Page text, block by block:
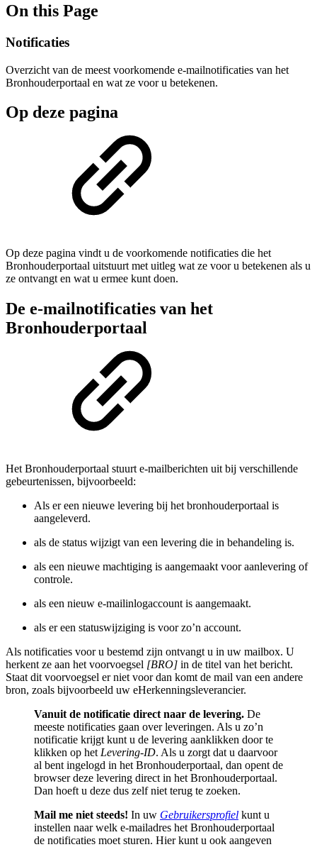
On this Page
Notificaties
Overzicht van de meest voorkomende e-mailnotificaties van het
Bronhouderportaal en wat ze voor u betekenen.
Op deze pagina
Op deze pagina vindt u de voorkomende notificaties die het
Bronhouderportaal uitstuurt met uitleg wat ze voor u betekenen als u
ze ontvangt en wat u ermee kunt doen.
De e-mailnotificaties van het
Bronhouderportaal
Het Bronhouderportaal stuurt e-mailberichten uit bij verschillende
gebeurtenissen, bijvoorbeeld:
Als er een nieuwe levering bij het bronhouderportaal is
aangeleverd.
als de status wijzigt van een levering die in behandeling is.
als een nieuwe machtiging is aangemaakt voor aanlevering of
controle.
als een nieuw e-mailinlogaccount is aangemaakt.
als er een statuswijziging is voor zo’n account.
Als notificaties voor u bestemd zijn ontvangt u in uw mailbox. U
herkent ze aan het voorvoegsel [BRO] in de titel van het bericht.
Staat dit voorvoegsel er niet voor dan komt de mail van een andere
bron, zoals bijvoorbeeld uw eHerkenningsleverancier.
Vanuit de notificatie direct naar de levering. De
meeste notificaties gaan over leveringen. Als u zo’n
notificatie krijgt kunt u de levering aanklikken door te
klikken op het Levering-ID. Als u zorgt dat u daarvoor
al bent ingelogd in het Bronhouderportaal, dan opent de
browser deze levering direct in het Bronhouderportaal.
Dan hoeft u deze dus zelf niet terug te zoeken.
Mail me niet steeds! In uw Gebruikersprofiel kunt u
instellen naar welk e-mailadres het Bronhouderportaal
de notificaties moet sturen. Hier kunt u ook aangeven